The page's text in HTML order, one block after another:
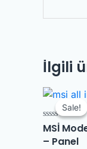
İlgili
Sale!
Sale!
5
üzerinden
0
MSİ
– Panel